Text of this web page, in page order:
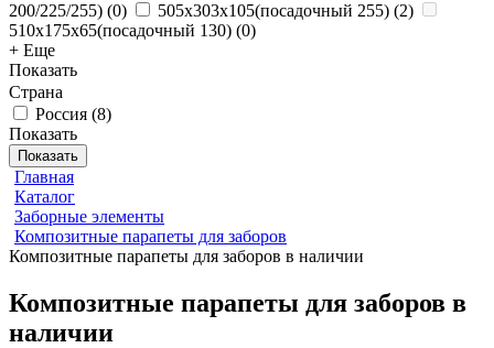
200/225/255) (0) 505x303x105(посадочный 255) (2)
510x175x65(посадочный 130) (0)
+ Еще
Показать
Страна
Россия (8)
Показать
Показать
Главная
Каталог
Заборные элементы
Композитные парапеты для заборов
Композитные парапеты для заборов в наличии
Композитные парапеты для заборов в
наличии